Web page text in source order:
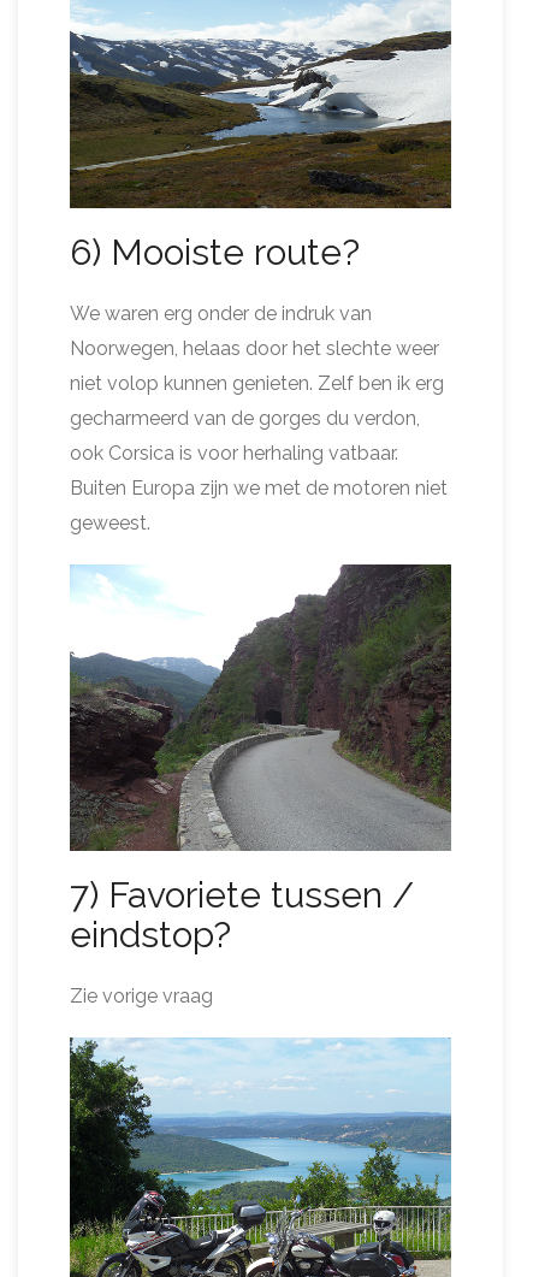
6) Mooiste route?
We waren erg onder de indruk van
Noorwegen, helaas door het slechte weer
niet volop kunnen genieten. Zelf ben ik erg
gecharmeerd van de gorges du verdon,
ook Corsica is voor herhaling vatbaar.
Buiten Europa zijn we met de motoren niet
geweest.
7) Favoriete tussen /
eindstop?
Zie vorige vraag